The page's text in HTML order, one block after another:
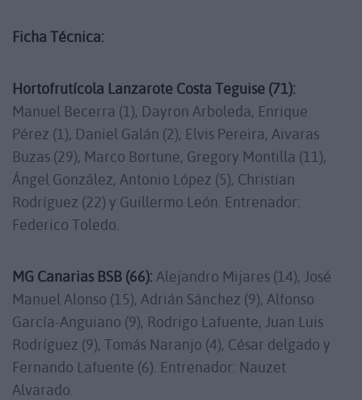
Ficha Técnica:
Hortofrutícola Lanzarote Costa Teguise (71):
Manuel Becerra (1), Dayron Arboleda, Enrique
Pérez (1), Daniel Galán (2), Elvis Pereira, Aivaras
Buzas (29), Marco Bortune, Gregory Montilla (11),
Ángel González, Antonio López (5), Christian
Rodríguez (22) y Guillermo León. Entrenador:
Federico Toledo.
MG Canarias BSB (66): Alejandro Mijares (14), José
Manuel Alonso (15), Adrián Sánchez (9), Alfonso
García-Anguiano (9), Rodrigo Lafuente, Juan Luis
Rodríguez (9), Tomás Naranjo (4), César delgado y
Fernando Lafuente (6). Entrenador: Nauzet
Alvarado.